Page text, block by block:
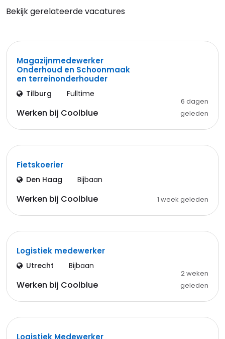
Bekijk gerelateerde vacatures
Magazijnmedewerker
Onderhoud en Schoonmaak
en terreinonderhouder
Tilburg Fulltime
Werken bij Coolblue
6 dagen
geleden
Fietskoerier
Den Haag Bijbaan
Werken bij Coolblue 1 week geleden
Logistiek medewerker
Utrecht Bijbaan
Werken bij Coolblue
2 weken
geleden
Logistiek Medewerker